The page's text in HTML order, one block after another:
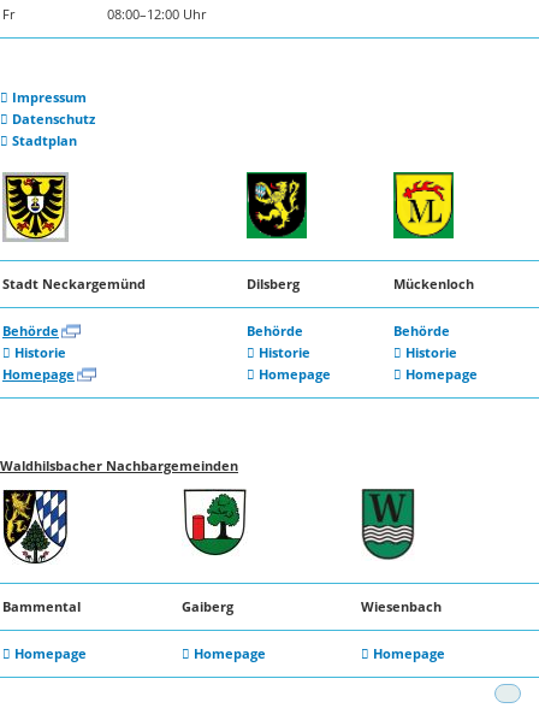
Fr 08:00–12:00 Uhr
Impressum
Datenschutz
Stadtplan
Stadt Neckargemünd Dilsberg Mückenloch
Behörde
Historie
Homepage
Behörde
Historie
Homepage
Behörde
Historie
Homepage
Waldhilsbacher Nachbargemeinden
Bammental Gaiberg Wiesenbach
Homepage Homepage Homepage